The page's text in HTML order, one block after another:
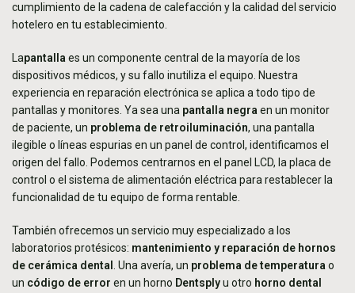
cumplimiento de la cadena de calefacción y la calidad del servicio
hotelero en tu establecimiento.
Lapantalla es un componente central de la mayoría de los
dispositivos médicos, y su fallo inutiliza el equipo. Nuestra
experiencia en reparación electrónica se aplica a todo tipo de
pantallas y monitores. Ya sea una pantalla negra en un monitor
de paciente, un problema de retroiluminación, una pantalla
ilegible o líneas espurias en un panel de control, identificamos el
origen del fallo. Podemos centrarnos en el panel LCD, la placa de
control o el sistema de alimentación eléctrica para restablecer la
funcionalidad de tu equipo de forma rentable.
También ofrecemos un servicio muy especializado a los
laboratorios protésicos: mantenimiento y reparación de hornos
de cerámica dental
. Una avería, un problema de temperatura o
un código de error en un horno Dentsplyu otro horno dental